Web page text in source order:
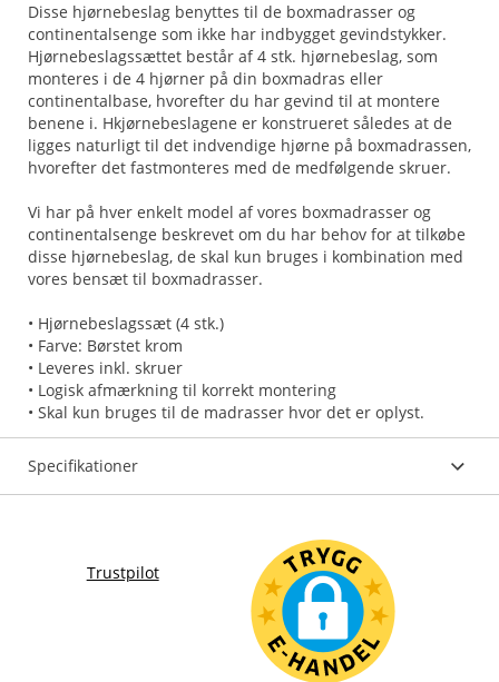
Disse hjørnebeslag benyttes til de boxmadrasser og
continentalsenge som ikke har indbygget gevindstykker.
Hjørnebeslagssættet består af 4 stk. hjørnebeslag, som
monteres i de 4 hjørner på din boxmadras eller
continentalbase, hvorefter du har gevind til at montere
benene i. Hkjørnebeslagene er konstrueret således at de
ligges naturligt til det indvendige hjørne på boxmadrassen,
hvorefter det fastmonteres med de medfølgende skruer.
Vi har på hver enkelt model af vores boxmadrasser og
continentalsenge beskrevet om du har behov for at tilkøbe
disse hjørnebeslag, de skal kun bruges i kombination med
vores bensæt til boxmadrasser.
• Hjørnebeslagssæt (4 stk.)
• Farve: Børstet krom
• Leveres inkl. skruer
• Logisk afmærkning til korrekt montering
• Skal kun bruges til de madrasser hvor det er oplyst.
Specifikationer
Trustpilot